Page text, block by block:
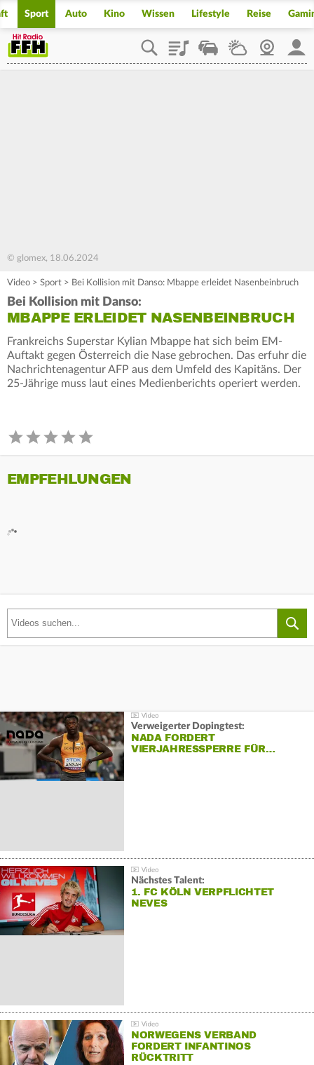
Sport Auto Kino Wissen Lifestyle Reise
PlaylistStaupilotWetterWebcam
© glomex, 18.06.2024
Video > Sport > Bei Kollision mit Danso: Mbappe erleidet Nasenbeinbruch
Bei Kollision mit Danso:
MBAPPE ERLEIDET NASENBEINBRUCH
Frankreichs Superstar Kylian Mbappe hat sich beim EM-
Auftakt gegen Österreich die Nase gebrochen. Das erfuhr die
Nachrichtenagentur AFP aus dem Umfeld des Kapitäns. Der
25-Jährige muss laut eines Medienberichts operiert werden.
EMPFEHLUNGEN
Verweigerter Dopingtest:
NADA FORDERT
VIERJAHRESSPERRE FÜR…
Nächstes Talent:
1. FC KÖLN VERPFLICHTET
NEVES
NORWEGENS VERBAND
FORDERT INFANTINOS
RÜCKTRITT